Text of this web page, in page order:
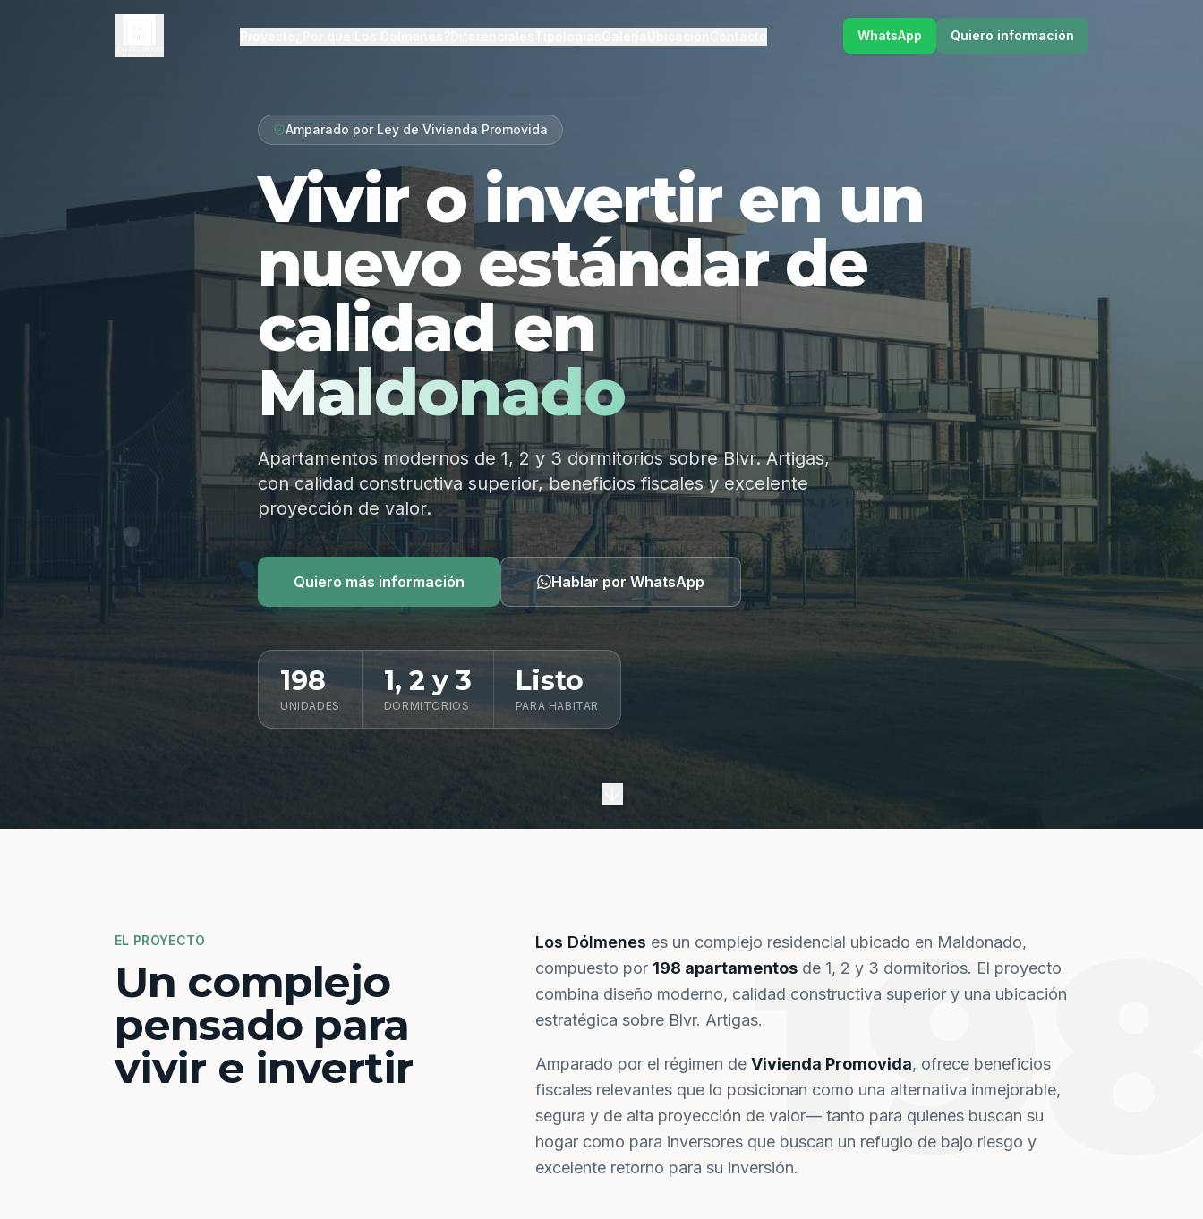
WhatsApp Quiero información
Amparado por Ley de Vivienda Promovida
Vivir o invertir en un
nuevo estándar de
calidad en
Maldonado
Apartamentos modernos de 1, 2 y 3 dormitorios sobre Blvr. Artigas,
con calidad constructiva superior, beneficios fiscales y excelente
proyección de valor.
Quiero más información Hablar por WhatsApp
198
UNIDADES
1, 2 y 3
DORMITORIOS
Listo
PARA HABITAR
EL PROYECTO
Un complejo
pensado para
vivir e invertir
Los Dólmenes es un complejo residencial ubicado en Maldonado,
compuesto por 198 apartamentos de 1, 2 y 3 dormitorios. El proyecto
combina diseño moderno, calidad constructiva superior y una ubicación
estratégica sobre Blvr. Artigas.
Amparado por el régimen de Vivienda Promovida, ofrece beneficios
fiscales relevantes que lo posicionan como una alternativa inmejorable,
segura y de alta proyección de valor— tanto para quienes buscan su
hogar como para inversores que buscan un refugio de bajo riesgo y
excelente retorno para su inversión.